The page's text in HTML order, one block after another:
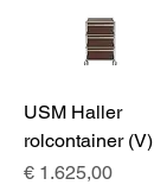
USM Haller
rolcontainer (V)
Prijs
€ 1.625,00